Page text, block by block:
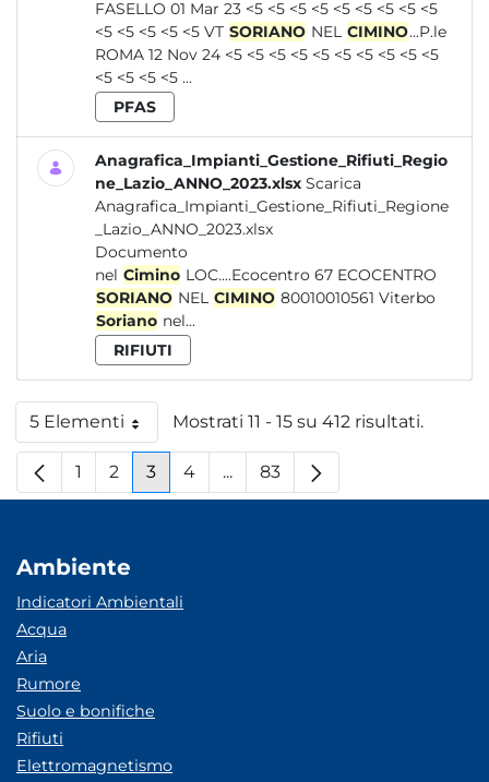
FASELLO 01 Mar 23 <5 <5 <5 <5 <5 <5 <5 <5 <5
<5 <5 <5 <5 <5 VT SORIANO NEL CIMINO...P.le
ROMA 12 Nov 24 <5 <5 <5 <5 <5 <5 <5 <5 <5 <5
<5 <5 <5 <5 ...
PFAS
Anagrafica_Impianti_Gestione_Rifiuti_Regio
ne_Lazio_ANNO_2023.xlsx Scarica
Anagrafica_Impianti_Gestione_Rifiuti_Regione
_Lazio_ANNO_2023.xlsx
Documento
nel Cimino
LOC....Ecocentro 67 ECOCENTRO
SORIANO NEL CIMINO 80010010561 Viterbo
Soriano nel...
RIFIUTI
5 ElementiPer paginaMostrati 11 - 15 su 412 risultati.
Pagina
1 Pagina
2 Pagina
3 Pagina
4 ...Pagine intermedie
Pagina
83
Ambiente
Indicatori Ambientali
Acqua
Aria
Rumore
Suolo e bonifiche
Rifiuti
Elettromagnetismo